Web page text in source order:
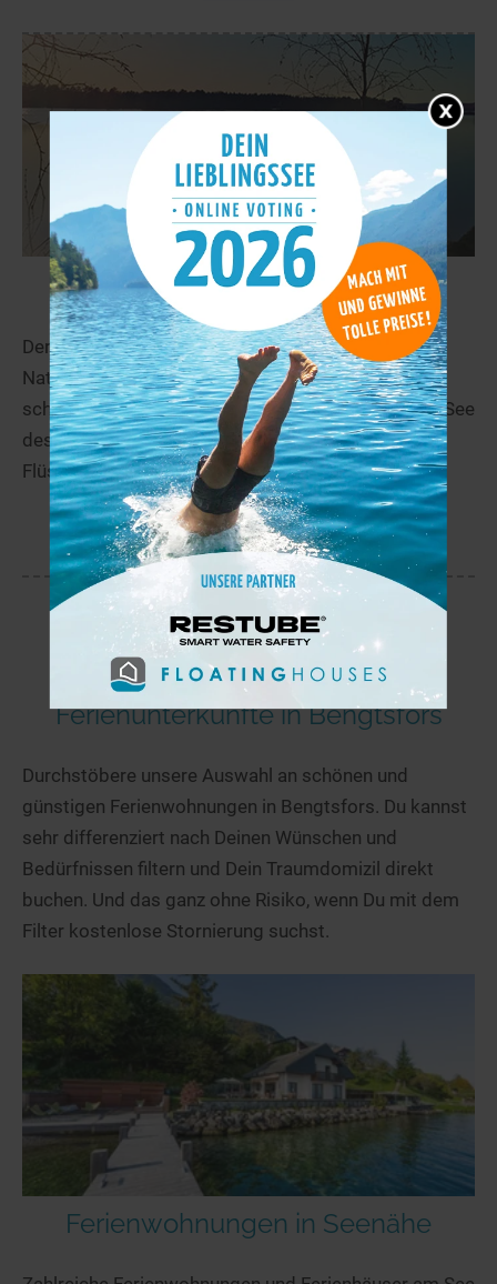
Stora Gla 54,5 km
Der Große Gla (Stora Gla) liegt im Herzen des
Naturreservats Glaskogen im Westen der
schwedischen Provinz Värmland. Er ist der größte See
des 28.000 ha großen Wildnisgebiets, das mit
Flüssen, großen und...
mehr
Ferienunterkünfte in Bengtsfors
Durchstöbere unsere Auswahl an schönen und
günstigen Ferienwohnungen in Bengtsfors. Du kannst
sehr differenziert nach Deinen Wünschen und
Bedürfnissen filtern und Dein Traumdomizil direkt
buchen. Und das ganz ohne Risiko, wenn Du mit dem
Filter kostenlose Stornierung suchst.
Ferienwohnungen in Seenähe